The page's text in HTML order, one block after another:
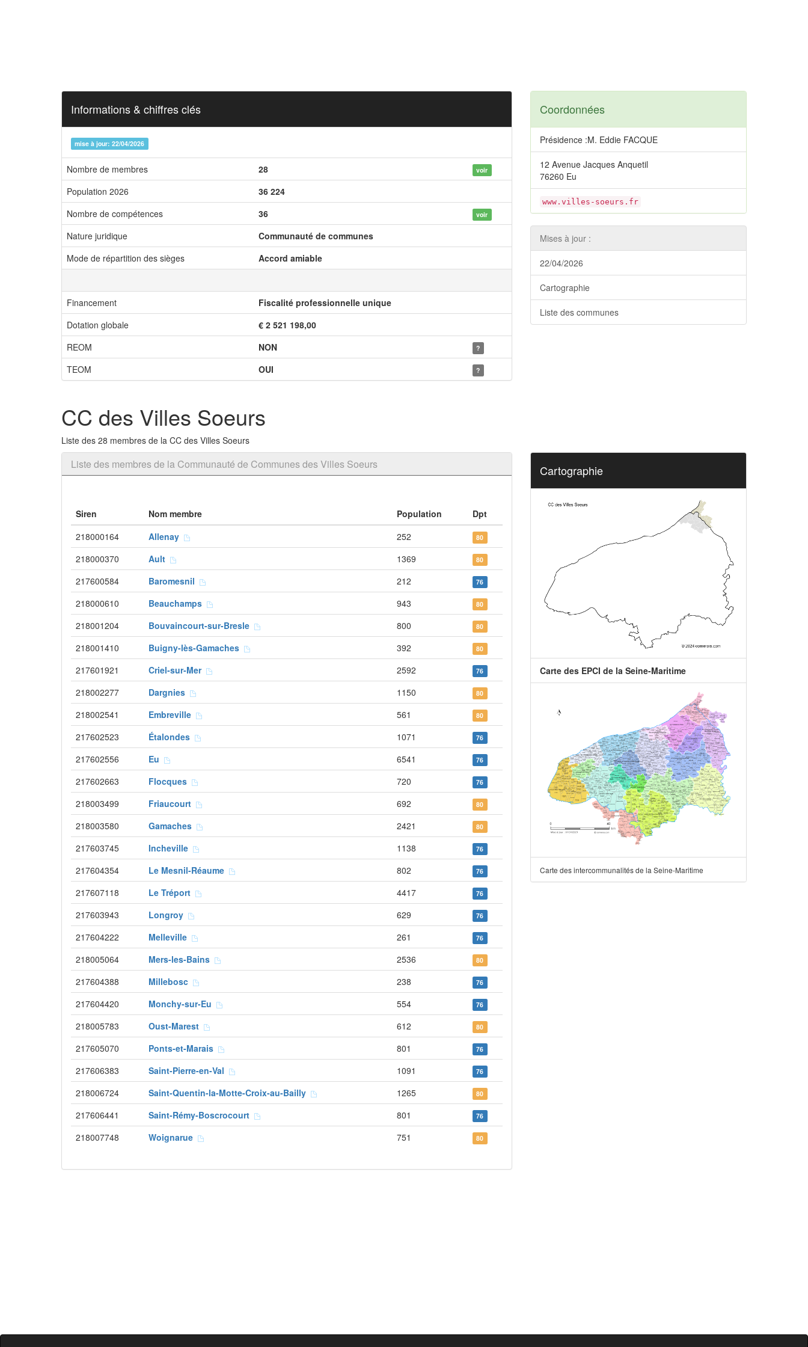
Informations & chiffres clés
mise à jour: 22/04/2026
Nombre de membres 28 voir
Population 2026
36 224
Nombre de compétences
36 voir
Nature juridique
Communauté de communes
Mode de répartition des sièges
Accord amiable
Financement
Fiscalité professionnelle unique
Dotation globale
€ 2 521 198,00
REOM
NON ?
TEOM OUI ?
Coordonnées
Présidence :M. Eddie FACQUE
12 Avenue Jacques Anquetil
76260 Eu
www.villes-soeurs.fr
Mises à jour :
22/04/2026
Cartographie
Liste des communes
CC des Villes Soeurs
Liste des 28 membres de la CC des Villes Soeurs
Liste des membres de la Communauté de Communes des Villes Soeurs
Siren Nom membre Population
Dpt
218000164
Allenay 252 80
218000370 Ault 1369 80
217600584 Baromesnil 212 76
218000610 Beauchamps 943 80
218001204 Bouvaincourt-sur-Bresle 800 80
218001410 Buigny-lès-Gamaches 392 80
217601921 Criel-sur-Mer 2592 76
218002277 Dargnies 1150 80
218002541 Embreville 561 80
217602523 Étalondes 1071 76
217602556 Eu 6541 76
217602663 Flocques 720 76
218003499 Friaucourt 692 80
218003580 Gamaches 2421 80
217603745 Incheville 1138 76
217604354 Le Mesnil-Réaume 802 76
217607118 Le Tréport 4417 76
217603943 Longroy 629 76
217604222 Melleville 261 76
218005064 Mers-les-Bains 2536 80
217604388 Millebosc 238 76
217604420 Monchy-sur-Eu 554 76
218005783 Oust-Marest 612 80
217605070 Ponts-et-Marais 801 76
217606383 Saint-Pierre-en-Val 1091 76
218006724 Saint-Quentin-la-Motte-Croix-au-Bailly 1265 80
217606441 Saint-Rémy-Boscrocourt 801 76
218007748 Woignarue 751 80
Cartographie
Carte des EPCI de la Seine-Maritime
Carte des intercommunalités de la Seine-Maritime